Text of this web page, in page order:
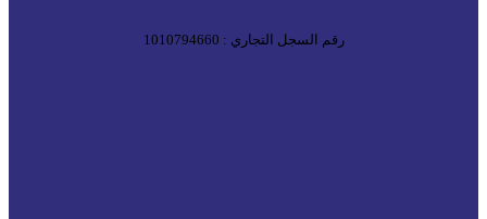
رقم السجل التجاري : 1010794660